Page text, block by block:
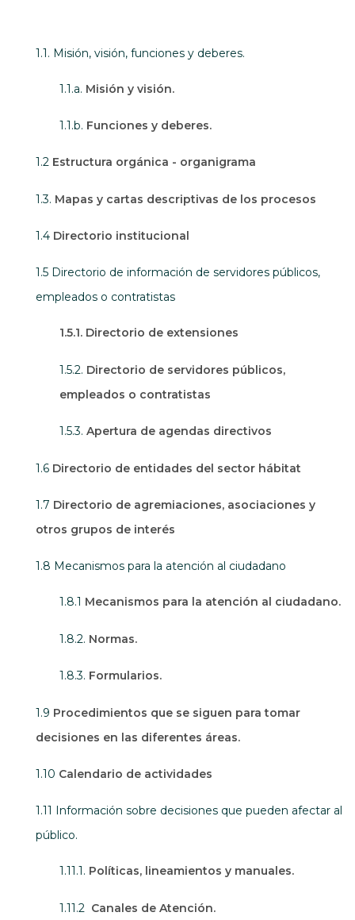
1.1. Misión, visión, funciones y deberes.
1.1.a. Misión y visión.
1.1.b. Funciones y deberes.
1.2 Estructura orgánica - organigrama
1.3. Mapas y cartas descriptivas de los procesos
1.4 Directorio institucional
1.5 Directorio de información de servidores públicos,
empleados o contratistas
1.5.1. Directorio de extensiones
1.5.2. Directorio de servidores públicos,
empleados o contratistas
1.5.3. Apertura de agendas directivos
1.6 Directorio de entidades del sector hábitat
1.7 Directorio de agremiaciones, asociaciones y
otros grupos de interés
1.8 Mecanismos para la atención al ciudadano
1.8.1 Mecanismos para la atención al ciudadano.
1.8.2. Normas.
1.8.3. Formularios.
1.9 Procedimientos que se siguen para tomar
decisiones en las diferentes áreas.
1.10 Calendario de actividades
1.11 Información sobre decisiones que pueden afectar al
público.
1.11.1. Políticas, lineamientos y manuales.
1.11.2 Canales de Atención.